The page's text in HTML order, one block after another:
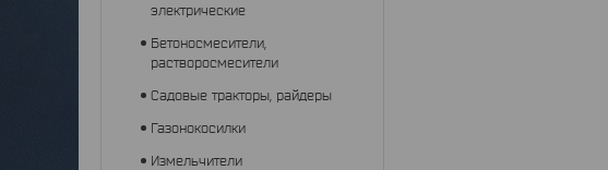
электрические
Бетоносмесители,
растворосмесители
Садовые тракторы, райдеры
Газонокосилки
Измельчители